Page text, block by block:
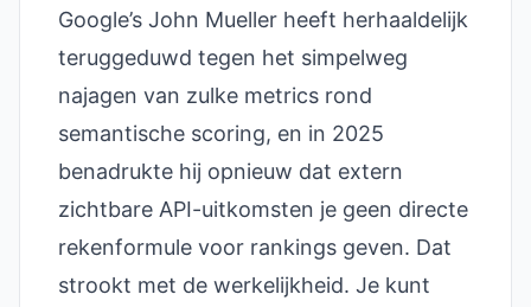
Google’s John Mueller heeft herhaaldelijk
teruggeduwd tegen het simpelweg
najagen van zulke metrics rond
semantische scoring, en in 2025
benadrukte hij opnieuw dat extern
zichtbare API-uitkomsten je geen directe
rekenformule voor rankings geven. Dat
strookt met de werkelijkheid. Je kunt